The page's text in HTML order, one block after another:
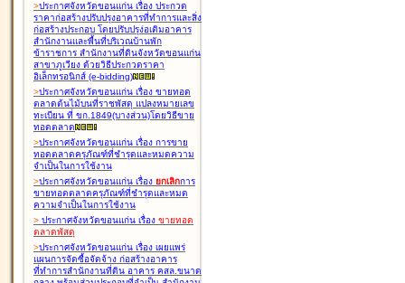
>ประกาศจังหวัดขอนแก่น เรื่อง ประกวด
ราคาก่อสร้างปรับปรุงอาคารที่ทำการและสิ่ง
ก่อสร้างประกอบ โดยปรับปรุง่อเติมอาคาร
สำนักงานและพื้นที่บริเวณบ้านพัก
ข้าราชการ สำนักงานที่ดินจังหวัดขอนแก่น
สาขาภูเวียง ด้วยวิธีประกวดราคา
อิเล็กทรอนิกส์ (e-bidding)
>ประกาศจังหวัดขอนแก่น เรื่อง ขายทอด
ตลาดต้นไม้บนที่ราชพัสดุ แปลงหมายเลข
ทะเบียน ที่ ขก.1849(บางส่วน)โดยวิธีขาย
ทอดตลาด
>ประกาศจังหวัดขอนแก่น เรื่อง การขาย
ทอดตลาดครุภัณฑ์ที่ชำรุดและหมดความ
จำเป็นในการใช้งาน
>ประกาศจังหวัดขอนแก่น เรื่อง ยกเลิกการ
ขายทอดตลาดครุภัณฑ์ที่ชำรุดและหมด
ความจำเป็นในการใช้งาน
> ประกาศจังหวัดขอนแก่น เรื่อง ขายทอด
ตลาดพัสดุ
>ประกาศจังหวัดขอนแก่น เรื่อง เผยแพร่
แผนการจัดซื้อจัดจ้าง ก่อสร้างอาคาร
ที่ทำการสำนักงานที่ดิน อาคาร คสล.ขนาด